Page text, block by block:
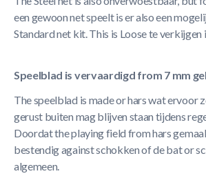
een gewoon net speelt is er also een
Standard net kit. This is Loose te verkijgen
Speelblad is vervaardigd from 7 mm
The speelblad is made or hars wat ervoor
gerust buiten mag blijven staan tijdens
Doordat the playing field from hars
bestendig against schokken of de bat or
algemeen.